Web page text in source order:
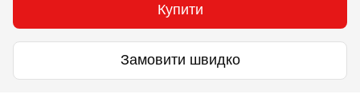
Купити
Замовити швидко